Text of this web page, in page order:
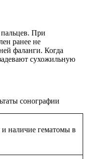
При
ранее не
фаланги. Когда
сухожильную
сонографии
наличие гематомы в